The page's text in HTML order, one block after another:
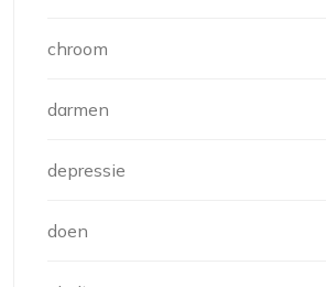
chroom
darmen
depressie
doen